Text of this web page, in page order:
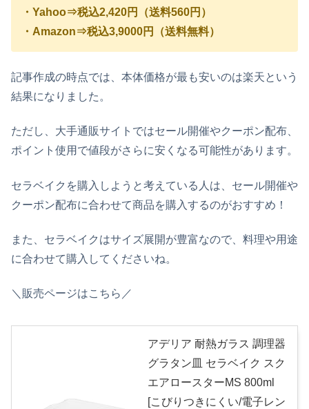
・Yahoo⇒税込2,420円（送料560円）
・Amazon⇒税込3,9000円（送料無料）
記事作成の時点では、本体価格が最も安いのは楽天という
結果になりました。
ただし、大手通販サイトではセール開催やクーポン配布、
ポイント使用で値段がさらに安くなる可能性があります。
セラベイク を購入しようと考えている人は、セール開催や
クーポン配布に合わせて商品を購入するのがおすすめ！
また、セラベイクはサイズ展開が豊富なので、料理や用途
に合わせて購入してくださいね。
＼販売ページはこちら／
アデリア 耐熱ガラス 調理器
グラタン皿 セラベイク スク
エアロースターMS 800ml
[こびりつきにくい/電子レン